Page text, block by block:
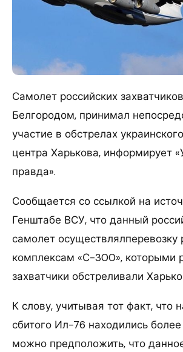
Самолет российских
Белгородом, принимал
участие в обстрелах
центра Харькова, информирует
правда».
Сообщается со ссылкой на
Генштабе ВСУ, что данный
самолет осуществлялперевозку
комплексам «С-300», которыми
захватчики обстреливали
К слову, учитывая тот факт, что
сбитого Ил-76 находились
можно предположить, что